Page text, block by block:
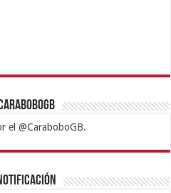
el @CaraboboGB.
BetistKralbetSupertotobetTipobet